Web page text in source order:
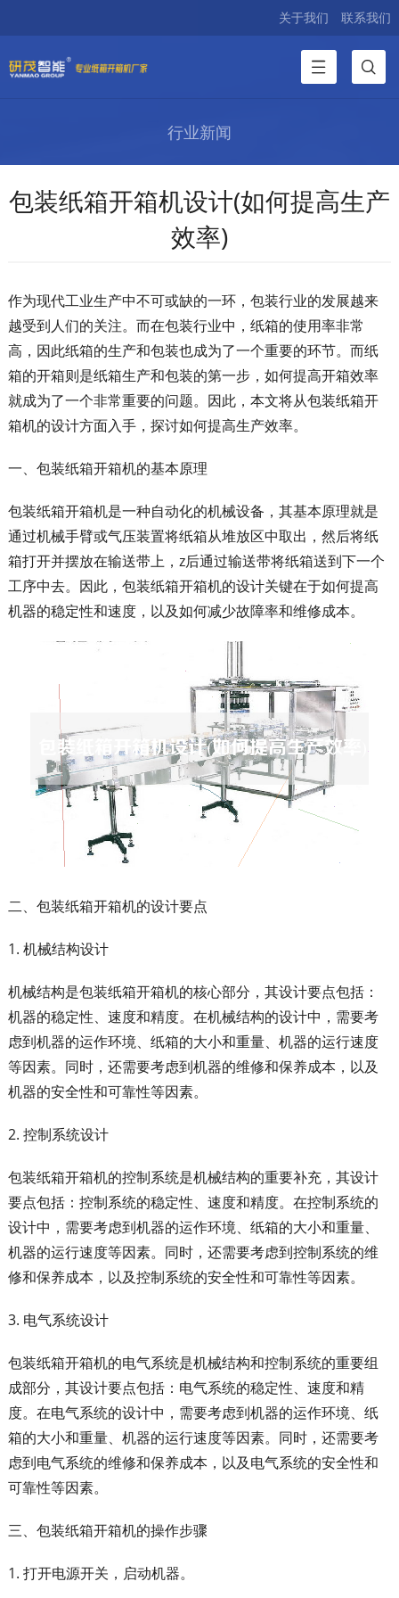
关于我们 联系我们
行业新闻
包装纸箱开箱机设计(如何提高生产
效率)
作为现代工业生产中不可或缺的一环，包装行业的发展越来
越受到人们的关注。而在包装行业中，纸箱的使用率非常
高，因此纸箱的生产和包装也成为了一个重要的环节。而纸
箱的开箱则是纸箱生产和包装的第一步，如何提高开箱效率
就成为了一个非常重要的问题。因此，本文将从包装纸箱开
箱机的设计方面入手，探讨如何提高生产效率。
一、包装纸箱开箱机的基本原理
包装纸箱开箱机是一种自动化的机械设备，其基本原理就是
通过机械手臂或气压装置将纸箱从堆放区中取出，然后将纸
箱打开并摆放在输送带上，z后通过输送带将纸箱送到下一个
工序中去。因此，包装纸箱开箱机的设计关键在于如何提高
机器的稳定性和速度，以及如何减少故障率和维修成本。
二、包装纸箱开箱机的设计要点
1. 机械结构设计
机械结构是包装纸箱开箱机的核心部分，其设计要点包括：
机器的稳定性、速度和精度。在机械结构的设计中，需要考
虑到机器的运作环境、纸箱的大小和重量、机器的运行速度
等因素。同时，还需要考虑到机器的维修和保养成本，以及
机器的安全性和可靠性等因素。
2. 控制系统设计
包装纸箱开箱机的控制系统是机械结构的重要补充，其设计
要点包括：控制系统的稳定性、速度和精度。在控制系统的
设计中，需要考虑到机器的运作环境、纸箱的大小和重量、
机器的运行速度等因素。同时，还需要考虑到控制系统的维
修和保养成本，以及控制系统的安全性和可靠性等因素。
3. 电气系统设计
包装纸箱开箱机的电气系统是机械结构和控制系统的重要组
成部分，其设计要点包括：电气系统的稳定性、速度和精
度。在电气系统的设计中，需要考虑到机器的运作环境、纸
箱的大小和重量、机器的运行速度等因素。同时，还需要考
虑到电气系统的维修和保养成本，以及电气系统的安全性和
可靠性等因素。
三、包装纸箱开箱机的操作步骤
1. 打开电源开关，启动机器。